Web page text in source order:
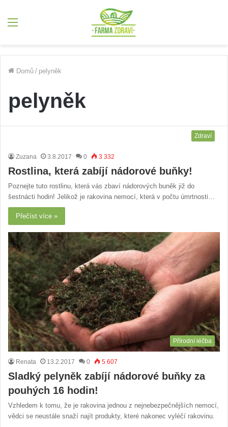
Domů / pelyněk
pelyněk
Zdraví
Zuzana 3.8.2017 0 3 332
Rostlina, která zabíjí nádorové buňky!
Poznejte tuto rostlinu, která vás zbaví nádorových buněk již do
šestnácti hodin! Jelikož je rakovina nemocí, která v počtu úmrtnosti…
Přečíst více »
Přírodní léčba
Renata 13.2.2017 0 5 607
Sladký pelyněk zabíjí nádorové buňky za
pouhých 16 hodin!
Vzhledem k tomu, že je rakovina jednou z nejnebezpečnějších nemocí,
vědci se neustále snaží najít produkty, které nakonec vyléčí rakovinu.